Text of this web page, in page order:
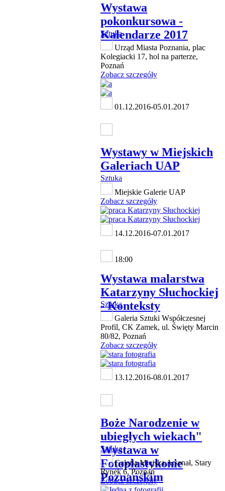
Wystawa
pokonkursowa -
Kalendarze 2017
Sztuka
Urząd Miasta Poznania, plac
Kolegiacki 17, hol na parterze,
Poznań
Zobacz szczegóły
01.12.2016-05.01.2017
Wystawy w Miejskich
Galeriach UAP
Sztuka
Miejskie Galerie UAP
Zobacz szczegóły
14.12.2016-07.01.2017
18:00
Wystawa malarstwa
Katarzyny Słuchockiej
- Konteksty
Sztuka
Galeria Sztuki Współczesnej
Profil, CK Zamek, ul. Święty Marcin
80/82, Poznań
Zobacz szczegóły
13.12.2016-08.01.2017
Boże Narodzenie w
ubiegłych wiekach"
Wystawa w
Fotoplastykonie
Poznańskim
Sztuka
Galeria Miejska Arsenał, Stary
Rynek 6, Poznań
Zobacz szczegóły